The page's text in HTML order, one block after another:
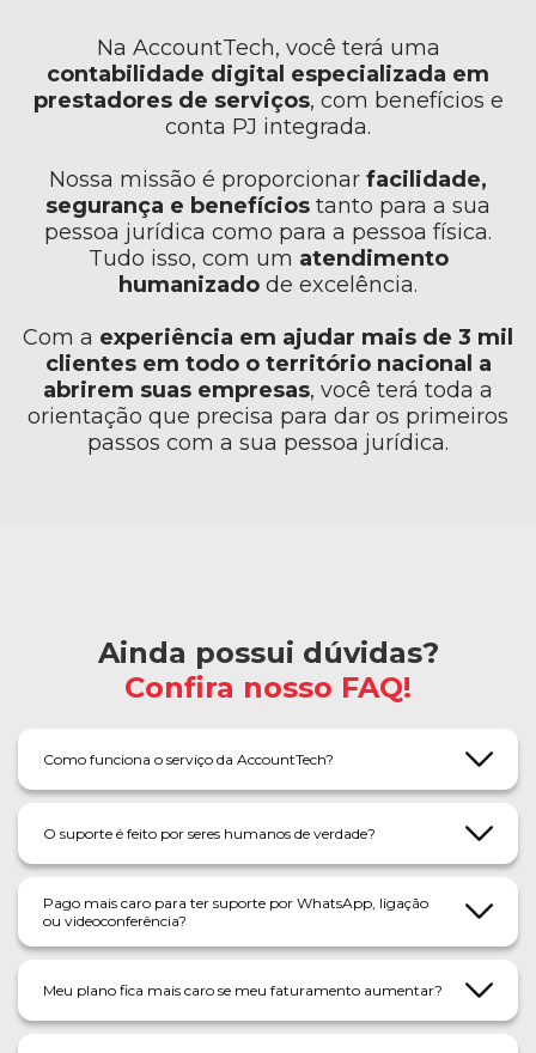
Na AccountTech, você terá uma
contabilidade digital especializada em
prestadores de serviços, com benefícios e
conta PJ integrada.
Nossa missão é proporcionar facilidade,
segurança e benefícios tanto para a sua
pessoa jurídica como para a pessoa física.
Tudo isso, com um atendimento
humanizado de excelência.
Com a experiência em ajudar mais de 3 mil
clientes em todo o território nacional a
abrirem suas empresas, você terá toda a
orientação que precisa para dar os primeiros
passos com a sua pessoa jurídica.
Ainda possui dúvidas?
Confira nosso FAQ!
Como funciona o serviço da AccountTech?
O suporte é feito por seres humanos de verdade?
Pago mais caro para ter suporte por WhatsApp, ligação
ou videoconferência?
Meu plano fica mais caro se meu faturamento aumentar?